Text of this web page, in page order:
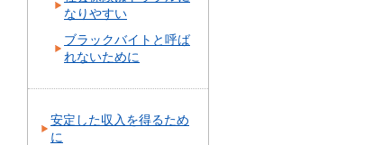
なりやすい
ブラックバイトと呼ば
れないために
安定した収入を得るため
に